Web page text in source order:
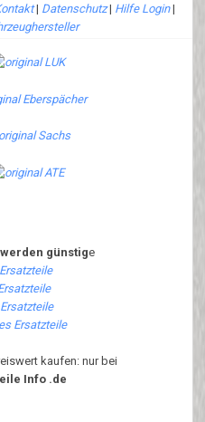
| Datenschutz| Hilfe Login|
günstige
Ersatzteile
kaufen: nur bei
Info .de